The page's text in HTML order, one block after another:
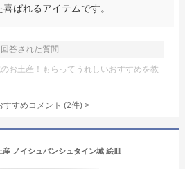
ばれるアイテムです。
回答された質問
お土産！もらってうれしいおすすめを教
すすめコメント (2件) >
産 ノイシュバンシュタイン城 絵皿